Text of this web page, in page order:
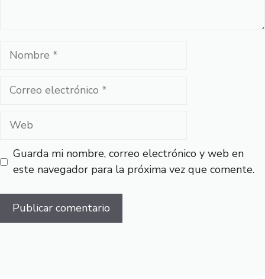
Nombre
Correo
Web
Guarda mi nombre, correo electrónico y web en
este navegador para la próxima vez que comente.